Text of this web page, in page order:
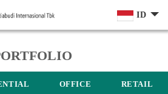
ID
OFFICE RETAIL